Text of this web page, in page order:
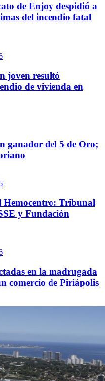
de Enjoy despidió a
del incendio fatal
joven resultó
de vivienda en
ganador del 5 de Oro;
Hemocentro: Tribunal
y Fundación
en la madrugada
comercio de Piriápolis